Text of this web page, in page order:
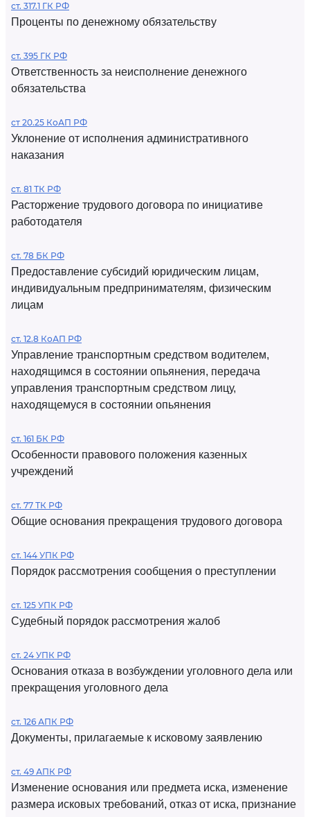
ст. 317.1 ГК РФ
Проценты по денежному обязательству
ст. 395 ГК РФ
Ответственность за неисполнение денежного
обязательства
ст 20.25 КоАП РФ
Уклонение от исполнения административного
наказания
ст. 81 ТК РФ
Расторжение трудового договора по инициативе
работодателя
ст. 78 БК РФ
Предоставление субсидий юридическим лицам,
индивидуальным предпринимателям, физическим
лицам
ст. 12.8 КоАП РФ
Управление транспортным средством водителем,
находящимся в состоянии опьянения, передача
управления транспортным средством лицу,
находящемуся в состоянии опьянения
ст. 161 БК РФ
Особенности правового положения казенных
учреждений
ст. 77 ТК РФ
Общие основания прекращения трудового договора
ст. 144 УПК РФ
Порядок рассмотрения сообщения о преступлении
ст. 125 УПК РФ
Судебный порядок рассмотрения жалоб
ст. 24 УПК РФ
Основания отказа в возбуждении уголовного дела или
прекращения уголовного дела
ст. 126 АПК РФ
Документы, прилагаемые к исковому заявлению
ст. 49 АПК РФ
Изменение основания или предмета иска, изменение
размера исковых требований, отказ от иска, признание